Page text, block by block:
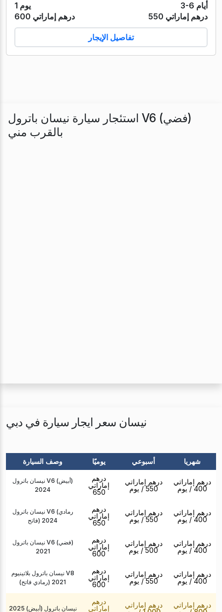
1 يوم
3-6 أيام
600 درهم إماراتي
550 درهم إماراتي
تفاصيل الإيجار
استئجار سيارة نيسان باترول V6 (فضي)
بالقرب مني
نيسان سعر ايجار سيارة في دبي
وصف السيارة يوميًا أسبوعي شهريا
نيسان باترول V6 (أبيض)
2024
درهم
إماراتي
650
درهم إماراتي
550/ يوم
درهم إماراتي
400 / يوم
نيسان باترول V6 (رمادي
فاتح) 2024
درهم
إماراتي
650
درهم إماراتي
550/ يوم
درهم إماراتي
400 / يوم
نيسان باترول V6 (فضي)
2021
درهم
إماراتي
600
درهم إماراتي
500/ يوم
درهم إماراتي
400 / يوم
نيسان باترول بلاتينيوم V8
(رمادي فاتح) 2021
درهم
إماراتي
600
درهم إماراتي
550/ يوم
درهم إماراتي
400 / يوم
نيسان باترول (أبيض) 2025
درهم
إماراتي
درهم إماراتي
درهم إماراتي